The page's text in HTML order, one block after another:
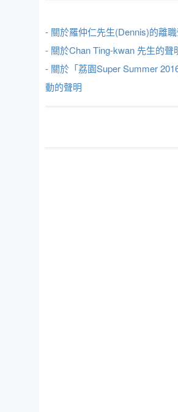
- 關於羅仲仁先生(Dennis)的離
- 關於Chan Ting-kwan 先生的聲
- 關於「荔園Super Summer
動的聲明